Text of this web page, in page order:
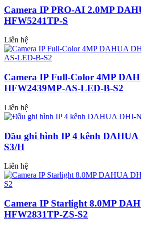
Camera IP PRO-AI 2.0MP
HFW5241TP-S
Liên hệ
Camera IP Full-Color 4MP
HFW2439MP-AS-LED-B-S2
Liên hệ
Đầu ghi hình IP 4 kênh DAHUA
S3/H
Liên hệ
Camera IP Starlight 8.0MP
HFW2831TP-ZS-S2